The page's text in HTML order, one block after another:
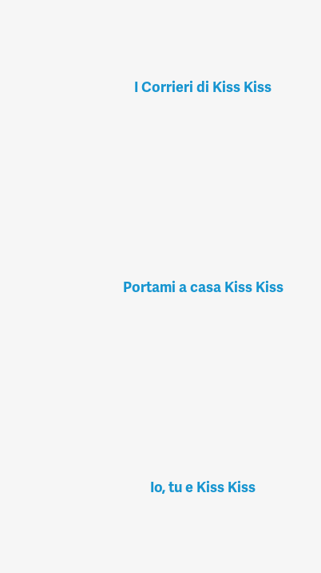
I Corrieri di Kiss Kiss
Portami a casa Kiss Kiss
Io, tu e Kiss Kiss